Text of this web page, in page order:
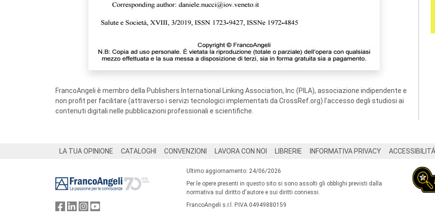
FrancoAngeli è membro della Publishers International Linking Association, Inc (PILA), associazione indipendente e
non profit per facilitare (attraverso i servizi tecnologici implementati da CrossRef.org) l’accesso degli studiosi ai
contenuti digitali nelle pubblicazioni professionali e scientifiche.
LA TUA OPINIONE CATALOGHI CONVENZIONI LAVORA CON NOI LIBRERIE INFORMATIVA PRIVACY ACCESSIBILITÁ
Ultimo aggiornamento: 24/06/2026
Per le opere presenti in questo sito si sono assolti gli obblighi previsti dalla
normativa sul diritto d'autore e sui diritti connessi.
FrancoAngeli s.r.l. P.IVA 04949880159